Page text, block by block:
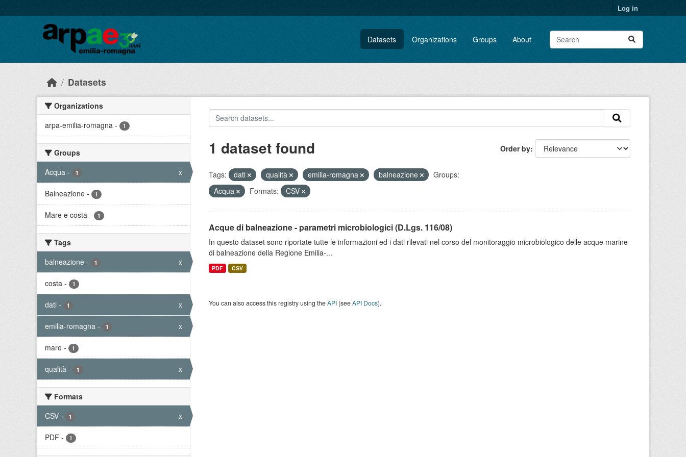
Log in
Datasets Organizations Groups About
Datasets
Organizations
arpa-emilia-romagna - 1
Groups
Acqua - 1 x
Balneazione - 1
Mare e costa - 1
Tags
balneazione - 1 x
costa - 1
dati - 1 x
emilia-romagna - 1 x
mare - 1
qualità - 1 x
Formats
CSV - 1 x
PDF - 1
Order by
1 dataset found
Tags: dati qualità emilia-romagna balneazione
Groups:
Acqua
Formats: CSV
Acque di balneazione - parametri microbiologici (D.Lgs. 116/08)
In questo dataset sono riportate tutte le informazioni ed i dati rilevati nel corso del monitoraggio microbiologico delle acque marine
di balneazione della Regione Emilia-...
PDF CSV
You can also access this registry using theAPI(seeAPI Docs).